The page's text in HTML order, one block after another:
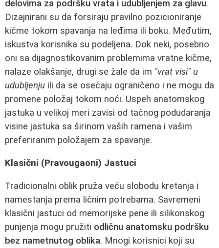
delovima za podršku vrata i udubljenjem za glavu.
Dizajnirani su da forsiraju pravilno pozicioniranje
kičme tokom spavanja na leđima ili boku. Međutim,
iskustva korisnika su podeljena. Dok neki, posebno
oni sa dijagnostikovanim problemima vratne kičme,
nalaze olakšanje, drugi se žale da im "vrat visi" u
udubljenju ili da se osećaju ograničeno i ne mogu da
promene položaj tokom noći. Uspeh anatomskog
jastuka u velikoj meri zavisi od tačnog podudaranja
visine jastuka sa širinom vaših ramena i vašim
preferiranim položajem za spavanje.
Klasični (Pravougaoni) Jastuci
Tradicionalni oblik pruža veću slobodu kretanja i
namestanja prema ličnim potrebama. Savremeni
klasični jastuci od memorijske pene ili silikonskog
punjenja mogu pružiti odličnu anatomsku podršku
bez nametnutog oblika. Mnogi korisnici koji su